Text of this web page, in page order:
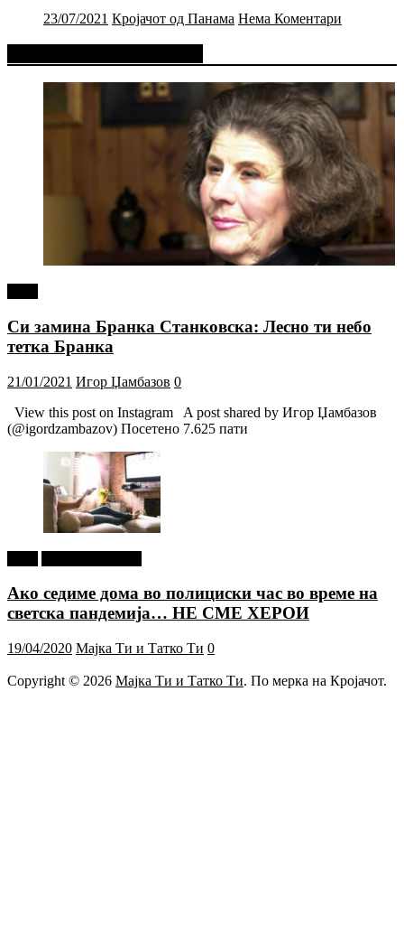
23/07/2021 Кројачот од Панама Нема Коментари
Си замина Бранка Станковска: Лесно ти небо
тетка Бранка
21/01/2021 Игор Џамбазов 0
View this post on Instagram A post shared by Игор Џамбазов
(@igordzambazov) Посетено 7.625 пати
Ако седиме дома во полициски час во време на
светска пандемија… НЕ СМЕ ХЕРОИ
19/04/2020 Мајка Ти и Татко Ти 0
Copyright © 2026 Мајка Ти и Татко Ти. По мерка на Кројачот.